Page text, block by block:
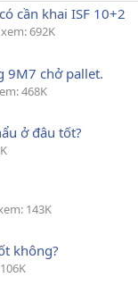
cần khai ISF 10+2
692K
9M7 chở pallet.
468K
ở đâu tốt?
143K
không?